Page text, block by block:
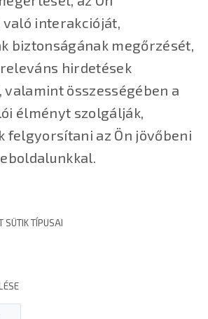
interakcióját,
biztonságának megőrzését,
hirdetések
összességében a
élményt szolgálják,
felgyorsítani az Ön jövőbeni
SÜTIK TÍPUSAI